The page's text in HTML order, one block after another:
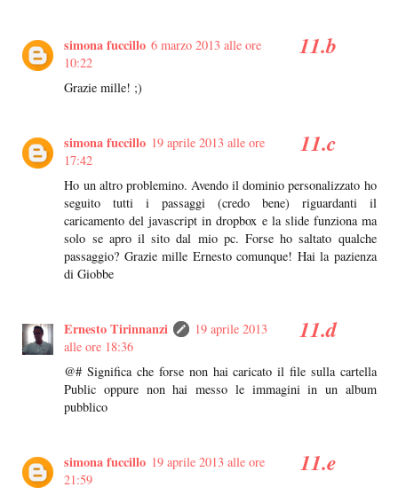
simona fuccillo 6 marzo 2013 alle ore
10:22
Grazie mille! ;)
simona fuccillo 19 aprile 2013 alle ore
17:42
Ho un altro problemino. Avendo il dominio personalizzato ho
seguito tutti i passaggi (credo bene) riguardanti il
caricamento del javascript in dropbox e la slide funziona ma
solo se apro il sito dal mio pc. Forse ho saltato qualche
passaggio? Grazie mille Ernesto comunque! Hai la pazienza
di Giobbe
Ernesto Tirinnanzi
19 aprile 2013
alle ore 18:36
@# Significa che forse non hai caricato il file sulla cartella
Public oppure non hai messo le immagini in un album
pubblico
simona fuccillo 19 aprile 2013 alle ore
21:59